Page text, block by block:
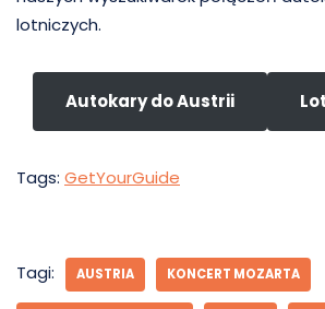
lotniczych.
Autokary do Austrii
Tags: GetYourGuide
Tagi: AUSTRIA KONCERT MOZARTA